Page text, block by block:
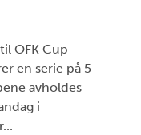
OFK Cup
en serie på 5
avholdes
i